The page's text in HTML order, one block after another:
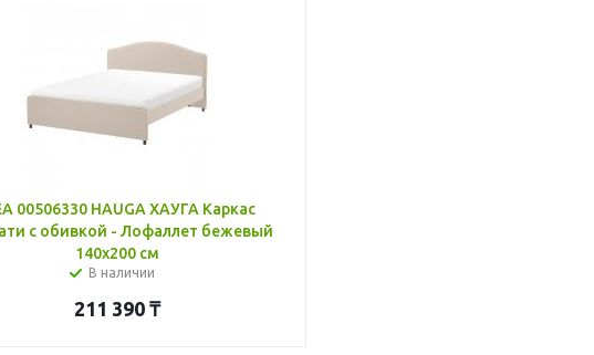
00506330 HAUGA ХАУГА Каркас
с обивкой - Лофаллет бежевый
140x200 см
В наличии
211 390₸